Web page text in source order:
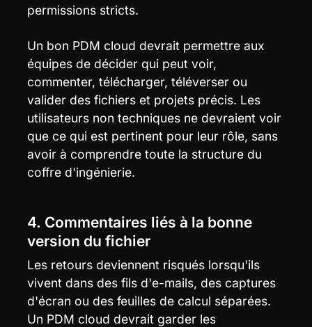
permissions stricts.
Un bon PDM cloud devrait permettre aux
équipes de décider qui peut voir,
commenter, télécharger, téléverser ou
valider des fichiers et projets précis. Les
utilisateurs non techniques ne devraient voir
que ce qui est pertinent pour leur rôle, sans
avoir à comprendre toute la structure du
coffre d'ingénierie.
4. Commentaires liés à la bonne
version du fichier
Les retours deviennent risqués lorsqu'ils
vivent dans des fils d'e-mails, des captures
d'écran ou des feuilles de calcul séparées.
Un PDM cloud devrait garder les